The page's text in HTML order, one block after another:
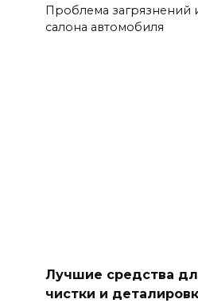
Проблема загрязнений
салона автомобиля
Лучшие средства
чистки и